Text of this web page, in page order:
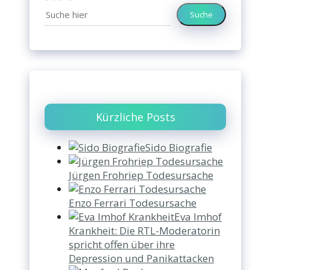
Suche
Kürzliche Posts
Sido Biografie
Jürgen Frohriep Todesursache
Enzo Ferrari Todesursache
Eva Imhof
Krankheit: Die RTL-Moderatorin
spricht offen über ihre
Depression und Panikattacken